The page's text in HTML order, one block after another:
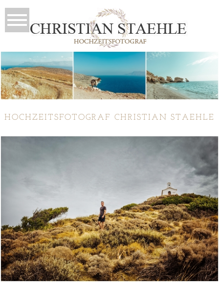
HOCHZEITSFOTOGRAF CHRISTIAN STAEHLE